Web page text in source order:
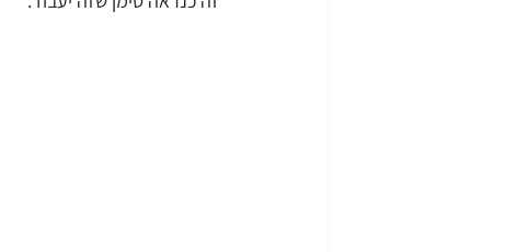
טיפים וציוד למטבח חגי תשרי